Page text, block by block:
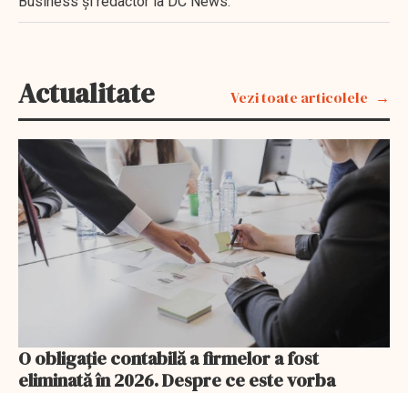
Actualitate Vezi toate articolele
O obligație contabilă a firmelor a fost
eliminată în 2026. Despre ce este vorba